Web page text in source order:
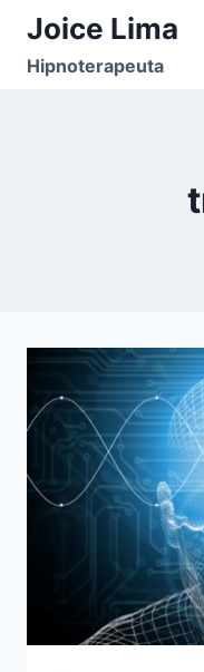
Pular
paraJoice Lima
Hipnoterapeuta